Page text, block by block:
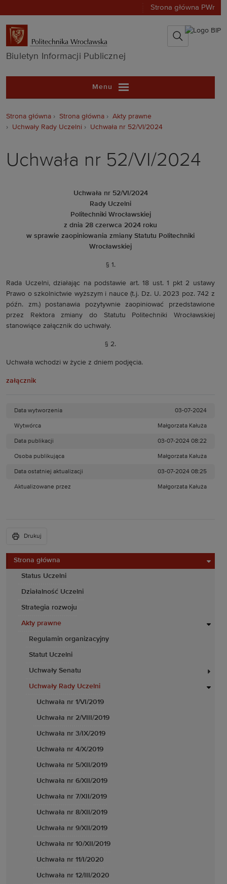
Strona główna PWr
Biuletyn
Biuletyn Informacji Publicznej
Menu
Strona główna
Status Uczelni
Działalność Uczelni
Strategia rozwoju
Akty prawne
Regulamin organizacyjny
Statut Uczelni
Uchwały Senatu
Uchwały Rady Uczelni
Uchwała nr 1/VI/2019
Uchwała nr 2/VIII/2019
Uchwała nr 3/IX/2019
Uchwała nr 4/X/2019
Uchwała nr 5/XII/2019
Uchwała nr 6/XII/2019
Uchwała nr 7/XII/2019
Uchwała nr 8/XII/2019
Uchwała nr 9/XII/2019
Uchwała nr 10/XII/2019
Uchwała nr 11/I/2020
Uchwała nr 12/III/2020
Strona główna Strona główna
Akty prawne
Uchwały Rady Uczelni
Uchwała nr 52/VI/2024
Uchwała nr 52/VI/2024
Uchwała nr 52/VI/2024
Rady Uczelni
Politechniki Wrocławskiej
z dnia 28 czerwca 2024 roku
w sprawie zaopiniowania zmiany Statutu Politechniki
Wrocławskiej
§ 1.
Rada Uczelni, działając na podstawie art. 18 ust. 1 pkt 2 ustawy
Prawo o szkolnictwie wyższym i nauce (t.j. Dz. U. 2023 poz. 742 z
późn. zm.) postanawia pozytywnie zaopiniować przedstawione
przez Rektora zmiany do Statutu Politechniki Wrocławskiej
stanowiące załącznik do uchwały.
§ 2.
Uchwała wchodzi w życie z dniem podjęcia.
załącznik
Data wytworzenia 03-07-2024
Wytwórca Małgorzata Kałuża
Data publikacji 03-07-2024 08:22
Osoba publikująca Małgorzata Kałuża
Data ostatniej aktualizacji 03-07-2024 08:25
Aktualizowane przez Małgorzata Kałuża
Drukuj